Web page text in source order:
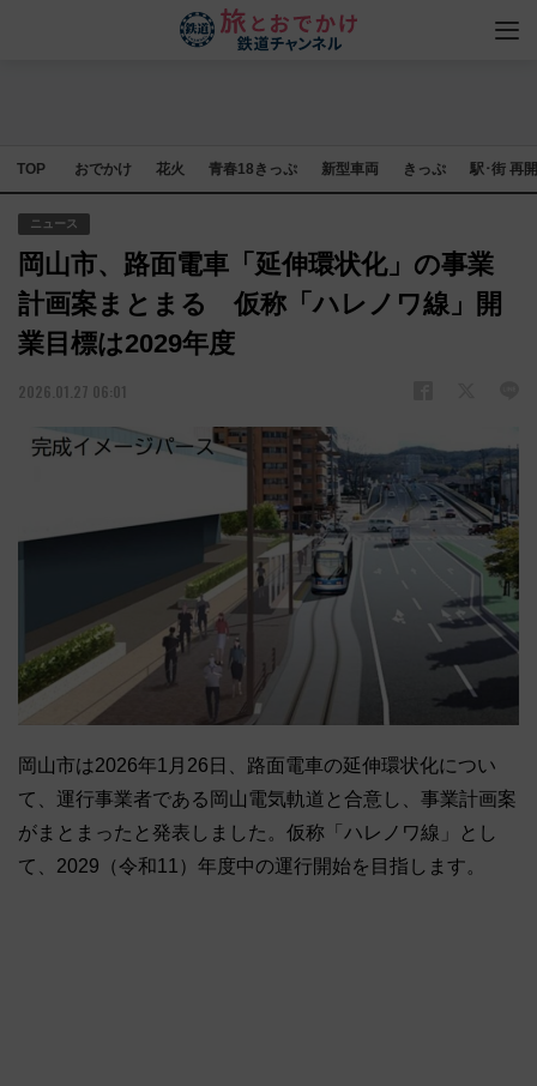
TOP おでかけ 花火 青春18きっぷ 新型車両 きっぷ 駅･街 再
ニュース
岡山市、路面電車「延伸環状化」の事業
計画案まとまる 仮称「ハレノワ線」開
業目標は2029年度
2026.01.27 06:01
岡山市は2026年1月26日、路面電車の延伸環状化につい
て、運行事業者である岡山電気軌道と合意し、事業計画案
がまとまったと発表しました。仮称「ハレノワ線」とし
て、2029（令和11）年度中の運行開始を目指します。